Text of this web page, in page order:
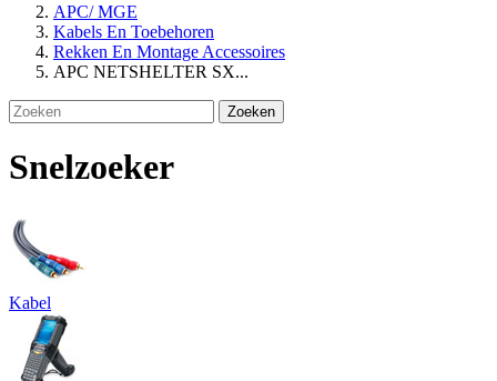
APC/ MGE
Kabels En Toebehoren
Rekken En Montage Accessoires
APC NETSHELTER SX...
Zoeken
Snelzoeker
Kabel